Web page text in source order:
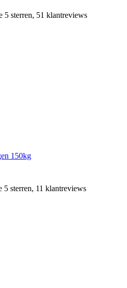
5 sterren, 51 klantreviews
150kg
5 sterren, 11 klantreviews